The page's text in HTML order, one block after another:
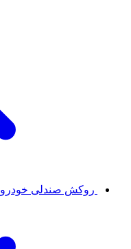
روکش صندلی خودرو